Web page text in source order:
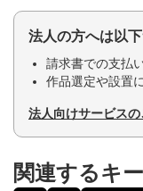
法人の方へは以
請求書での支払
作品選定や設置
法人向けサービス
関連するキ